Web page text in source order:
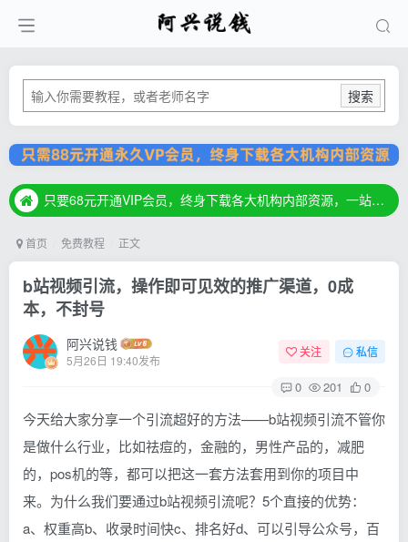
搜索
只要68元开通VIP会员，终身下载各大机构内部资源，一站式草根创业基地，最新最强网赚教程大全，小投入，大回报！
只要68元开通VIP会员，终身下载各大机构内部资源，一站式草根创业基地，最新最强网赚教程大全，小投入，大回报！
首页 免费教程 正文
b站视频引流，操作即可见效的推广渠道，0成
本，不封号
阿兴说钱
5月26日 19:40发布
关注 私信
0 201 0
今天给大家分享一个引流超好的方法——b站视频引流不管你
是做什么行业，比如祛痘的，金融的，男性产品的，减肥
的，pos机的等，都可以把这一套方法套用到你的项目中
来。为什么我们要通过b站视频引流呢？5个直接的优势：
a、权重高b、收录时间快c、排名好d、可以引导公众号，百